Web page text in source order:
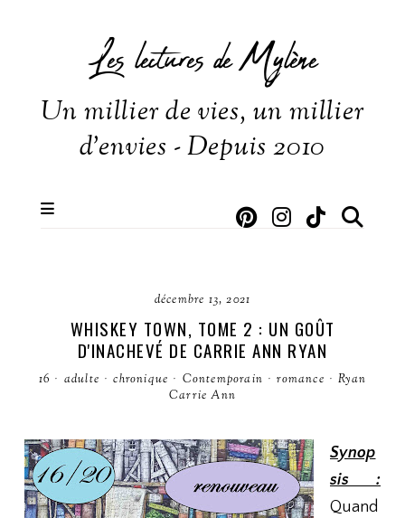
Les lectures de Mylène
Un millier de vies, un millier
d'envies - Depuis 2010
décembre 13, 2021
WHISKEY TOWN, TOME 2 : UN GOÛT
D'INACHEVÉ DE CARRIE ANN RYAN
16 · adulte · chronique · Contemporain · romance · Ryan
Carrie Ann
Synop
sis :
Quand